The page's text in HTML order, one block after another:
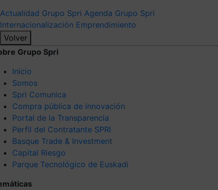
Actualidad Grupo Spri Agenda Grupo Spri
Internacionalización Emprendimiento
Volver
Grupo Spri
Inicio
Somos
Spri Comunica
Compra pública de innovación
Portal de la Transparencia
Perfil del Contratante SPRI
Basque Trade & Investment
Capital Riesgo
Parque Tecnológico de Euskadi